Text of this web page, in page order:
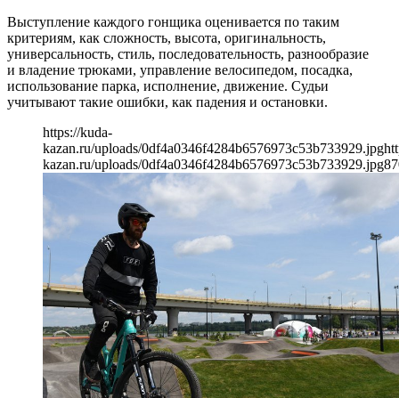
Выступление каждого гонщика оценивается по таким
критериям, как сложность, высота, оригинальность,
универсальность, стиль, последовательность, разнообразие
и владение трюками, управление велосипедом, посадка,
использование парка, исполнение, движение. Судьи
учитывают такие ошибки, как падения и остановки.
https://kuda-
kazan.ru/uploads/0df4a0346f4284b6576973c53b733929.jpg
kazan.ru/uploads/0df4a0346f4284b6576973c53b733929.jpg